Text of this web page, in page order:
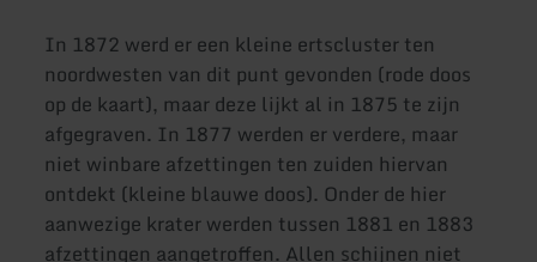
In 1872 werd er een kleine ertscluster ten
noordwesten van dit punt gevonden (rode doos
op de kaart), maar deze lijkt al in 1875 te zijn
afgegraven. In 1877 werden er verdere, maar
niet winbare afzettingen ten zuiden hiervan
ontdekt (kleine blauwe doos). Onder de hier
aanwezige krater werden tussen 1881 en 1883
afzettingen aangetroffen. Allen schijnen niet